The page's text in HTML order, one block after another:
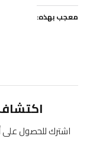
معجب بهذه:
اشترك للحصول على